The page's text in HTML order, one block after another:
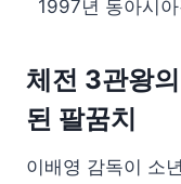
1997년 동아시
체전 3관왕
된 팔꿈치
이배영 감독이 소